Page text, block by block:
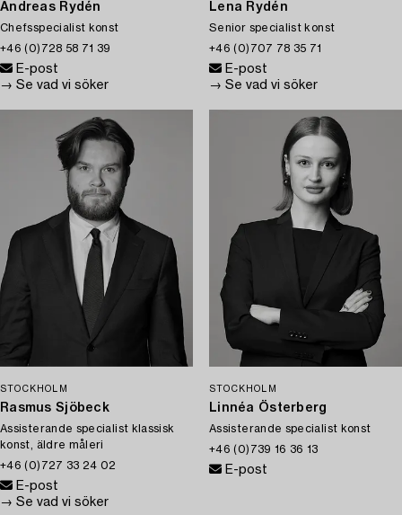
Andreas Rydén
Chefsspecialist konst
+46 (0)728 58 71 39
E-post
→ Se vad vi söker
Lena Rydén
Senior specialist konst
+46 (0)707 78 35 71
E-post
→ Se vad vi söker
STOCKHOLM
Rasmus Sjöbeck
Assisterande specialist klassisk
konst, äldre måleri
+46 (0)727 33 24 02
E-post
→ Se vad vi söker
STOCKHOLM
Linnéa Österberg
Assisterande specialist konst
+46 (0)739 16 36 13
E-post